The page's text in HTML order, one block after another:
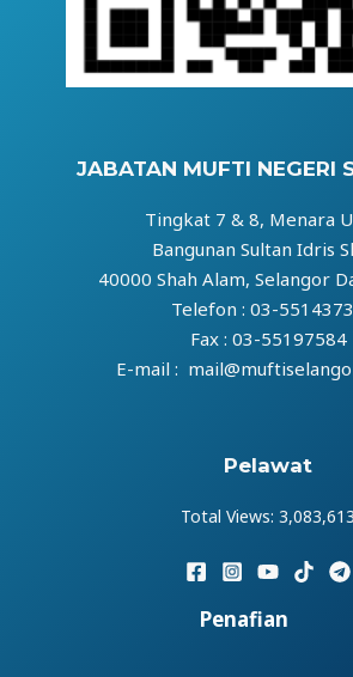
JABATAN MUFTI NEGERI
Tingkat 7 & 8, Menara
Bangunan Sultan Idris
40000 Shah Alam, Selangor
Telefon : 03-
Fax : 03-55197584
E-mail :
Pelawat
Total Views: 3,083,613
Penafian